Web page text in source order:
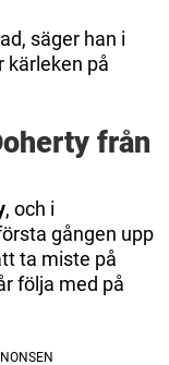
säger han i
kärleken på
från
, och i
gången upp
ta miste på
följa med på